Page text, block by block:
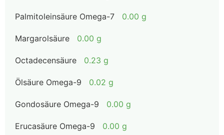
Palmitoleinsäure Omega-7 0.00 g
Margarolsäure 0.00 g
Octadecensäure 0.23 g
Ölsäure Omega-9 0.02 g
Gondosäure Omega-9 0.00 g
Erucasäure Omega-9 0.00 g